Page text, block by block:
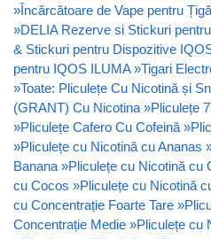
»Încărcătoare de Vape pentru
»DELIA Rezerve si Stickuri
& Stickuri pentru Dispozitive
pentru IQOS ILUMA »Tigari
»Toate: Pliculețe Cu Nicotină și
(GRANT) Cu Nicotina »Pliculețe
»Pliculețe Cafero Cu Cofeină »
»Pliculețe cu Nicotină cu Ananas
Banana »Pliculețe cu Nicotină cu
cu Cocos »Pliculețe cu Nicotină
cu Concentrație Foarte Tare »
Concentrație Medie »Pliculețe cu